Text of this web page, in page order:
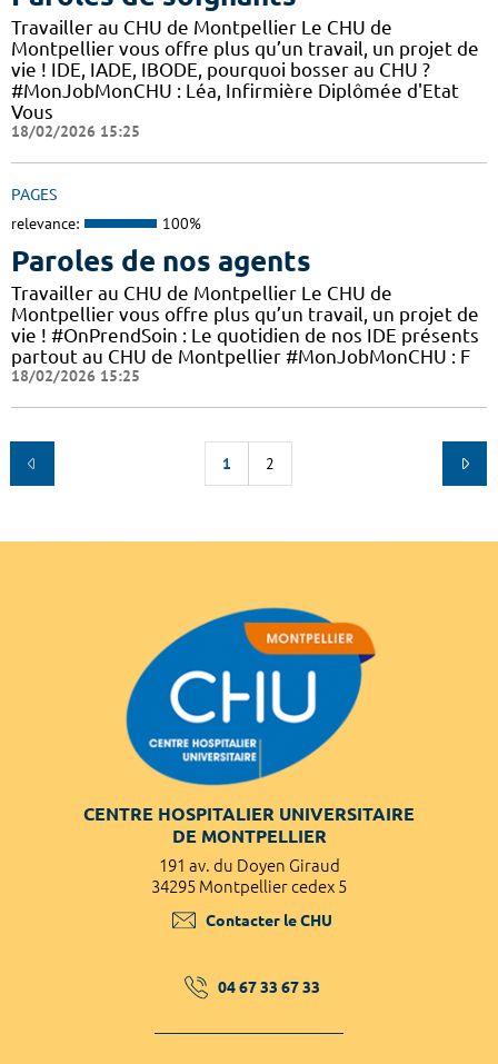
Travailler au CHU de Montpellier Le CHU de
Montpellier vous offre plus qu’un travail, un projet de
vie ! IDE, IADE, IBODE, pourquoi bosser au CHU ?
#MonJobMonCHU : Léa, Infirmière Diplômée d'Etat
Vous
18/02/2026 15:25
PAGES
relevance: 100%
Paroles de nos agents
Travailler au CHU de Montpellier Le CHU de
Montpellier vous offre plus qu’un travail, un projet de
vie ! #OnPrendSoin : Le quotidien de nos IDE présents
partout au CHU de Montpellier #MonJobMonCHU : F
18/02/2026 15:25
1 2
CENTRE HOSPITALIER UNIVERSITAIRE
DE MONTPELLIER
191 av. du Doyen Giraud
34295 Montpellier cedex 5
Contacter le CHU
04 67 33 67 33